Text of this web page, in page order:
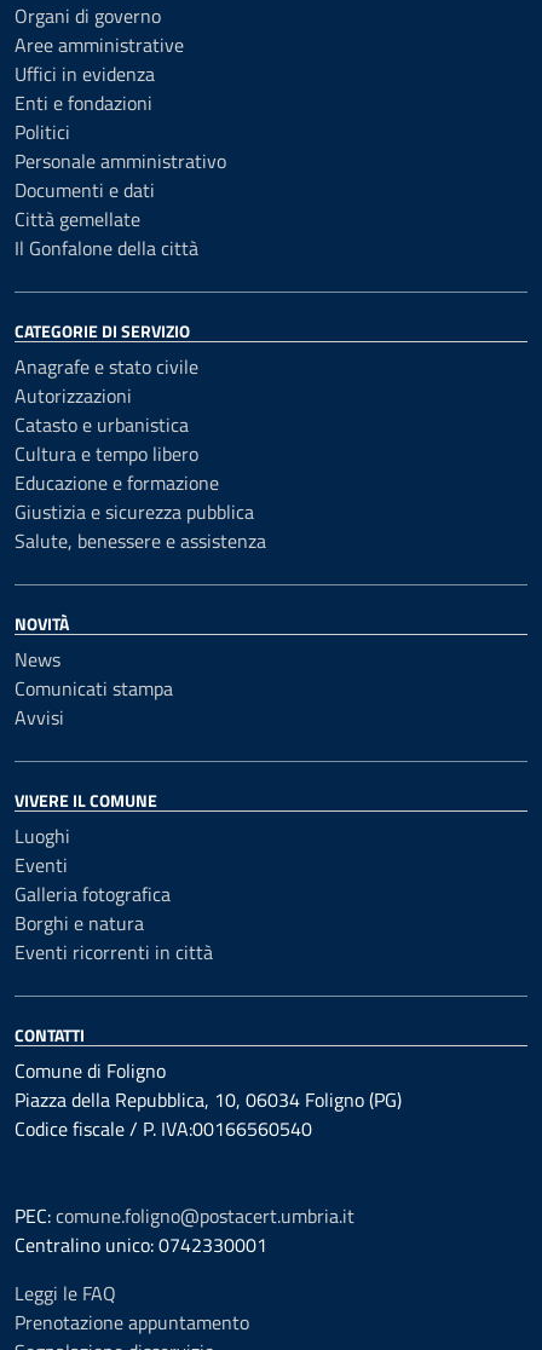
Organi di governo
Aree amministrative
Uffici in evidenza
Enti e fondazioni
Politici
Personale amministrativo
Documenti e dati
Città gemellate
Il Gonfalone della città
CATEGORIE DI SERVIZIO
Anagrafe e stato civile
Autorizzazioni
Catasto e urbanistica
Cultura e tempo libero
Educazione e formazione
Giustizia e sicurezza pubblica
Salute, benessere e assistenza
NOVITÀ
News
Comunicati stampa
Avvisi
VIVERE IL COMUNE
Luoghi
Eventi
Galleria fotografica
Borghi e natura
Eventi ricorrenti in città
CONTATTI
Comune di Foligno
Piazza della Repubblica, 10, 06034 Foligno (PG)
Codice fiscale / P. IVA:00166560540
PEC:comune.foligno@postacert.umbria.it
Centralino unico: 0742330001
Leggi le FAQ
Prenotazione appuntamento